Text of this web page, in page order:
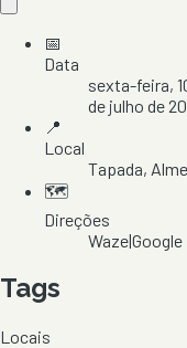
📅
Data
sexta-feira,
de julho de
📍
Local
Tapada,
🗺️
Direções
Waze|Google
Tags
Locais